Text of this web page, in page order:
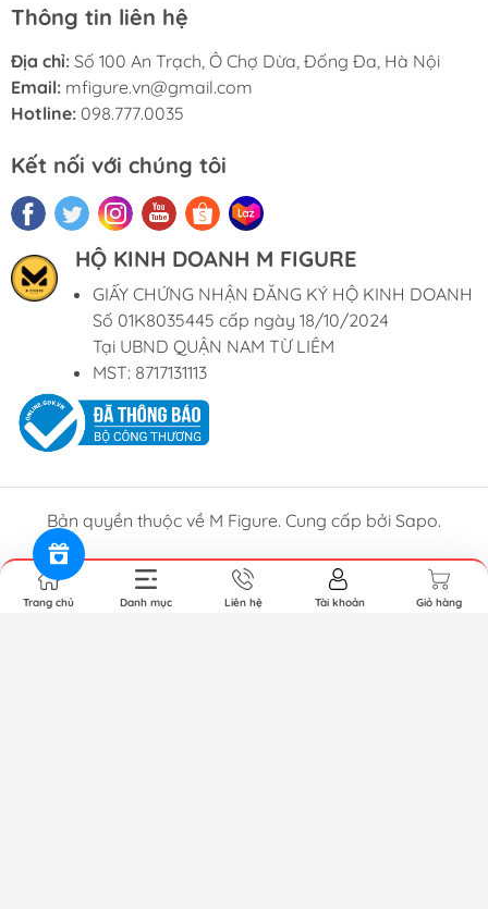
Thông tin liên hệ
Địa chỉ: Số 100 An Trạch, Ô Chợ Dừa, Đống Đa, Hà Nội
Email: mfigure.vn@gmail.com
Hotline: 098.777.0035
Kết nối với chúng tôi
HỘ KINH DOANH M FIGURE
GIẤY CHỨNG NHẬN ĐĂNG KÝ HỘ KINH DOANH
Số 01K8035445 cấp ngày 18/10/2024
Tại UBND QUẬN NAM TỪ LIÊM
MST: 8717131113
Bản quyền thuộc về M Figure. Cung cấp bởi Sapo.
Trang chủ Danh mục Liên hệ Tài khoản Giỏ hàng